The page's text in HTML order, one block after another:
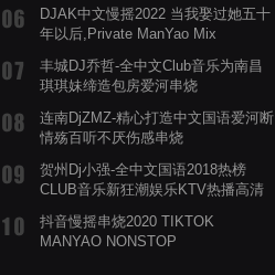
DJAK中文慢摇2022 当我娶过她五十
年以后,Private ManYao Mix
丰城DJ乔哲-全中文Club音乐为南昌
琪琪妹缔造包房爱河串烧
连南DjZMZ-精心打造中文国语爱河断
情殇百听不厌伤感串烧
贺州Dj小强-全中文国语2018热榜
CLUB音乐新狂潮娱乐KTV热播高清
抖音慢摇串烧2020 TIKTOK
MANYAO NONSTOP